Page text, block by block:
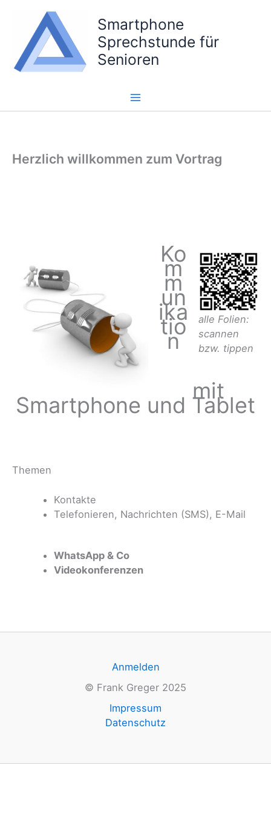
springen
Smartphone
Sprechstunde für
Senioren
Herzlich willkommen zum Vortrag
alle Folien:
scannen
bzw. tippen
Ko
m
m
un
ika
tio
n
mit
Smartphone und Tablet
Themen
Kontakte
Telefonieren, Nachrichten (SMS), E-Mail
WhatsApp & Co
Videokonferenzen
Anmelden
© Frank Greger 2025
Impressum
Datenschutz